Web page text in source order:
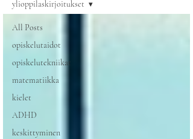
All Posts
opiskelutaidot
opiskelutekniikat
matematiikka
kielet
ADHD
keskittyminen
ylioppilaskirjoitukset